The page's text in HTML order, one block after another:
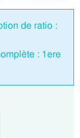
de ratio :
: 1ere